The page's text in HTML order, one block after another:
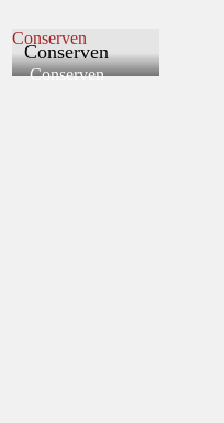
Conserven
Conserven
Conserven